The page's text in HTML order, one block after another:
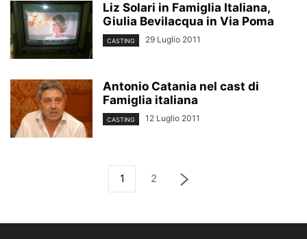
Liz Solari in Famiglia Italiana,
Giulia Bevilacqua in Via Poma
CASTING 29 Luglio 2011
Antonio Catania nel cast di
Famiglia italiana
CASTING 12 Luglio 2011
1 2